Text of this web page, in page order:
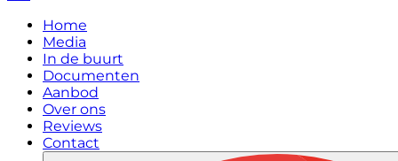
Home
Media
In de buurt
Documenten
Aanbod
Over ons
Reviews
Contact